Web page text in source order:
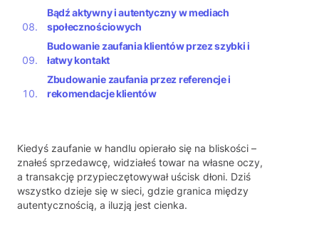
Bądź aktywny i autentyczny w mediach
społecznościowych
Budowanie zaufania klientów przez szybki i
łatwy kontakt
Zbudowanie zaufania przez referencje i
rekomendacje klientów
Kiedyś zaufanie w handlu opierało się na bliskości –
znałeś sprzedawcę, widziałeś towar na własne oczy,
a transakcję przypieczętowywał uścisk dłoni. Dziś
wszystko dzieje się w sieci, gdzie granica między
autentycznością, a iluzją jest cienka.